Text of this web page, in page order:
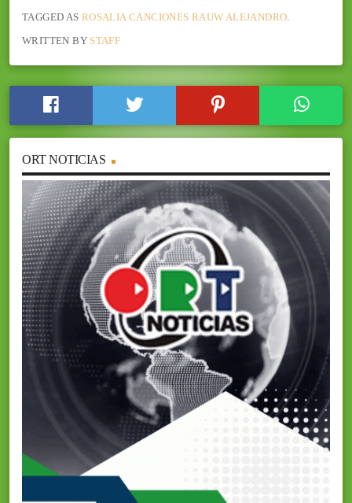
TAGGED AS ROSALIA CANCIONES RAUW ALEJANDRO.
WRITTEN BY STAFF
ORT NOTICIAS